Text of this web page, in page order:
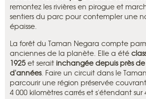
remontez les rivières en pirogue et
sentiers du parc pour contempler une
épaisse.
La forêt du Taman Negara compte
anciennes de la planète. Elle a été
1925 et serait inchangée depuis près de
d'années. Faire un circuit dans le
parcourir une région préservée
4 000 kilomètres carrés et s'étendant sur